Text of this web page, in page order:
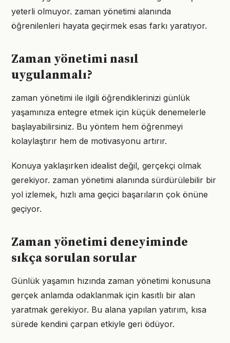
yeterli olmuyor. zaman yönetimi alanında
öğrenilenleri hayata geçirmek esas farkı yaratıyor.
Zaman yönetimi nasıl
uygulanmalı?
zaman yönetimi ile ilgili öğrendiklerinizi günlük
yaşamınıza entegre etmek için küçük denemelerle
başlayabilirsiniz. Bu yöntem hem öğrenmeyi
kolaylaştırır hem de motivasyonu artırır.
Konuya yaklaşırken idealist değil, gerçekçi olmak
gerekiyor. zaman yönetimi alanında sürdürülebilir bir
yol izlemek, hızlı ama geçici başarıların çok önüne
geçiyor.
Zaman yönetimi deneyiminde
sıkça sorulan sorular
Günlük yaşamın hızında zaman yönetimi konusuna
gerçek anlamda odaklanmak için kasıtlı bir alan
yaratmak gerekiyor. Bu alana yapılan yatırım, kısa
sürede kendini çarpan etkiyle geri ödüyor.